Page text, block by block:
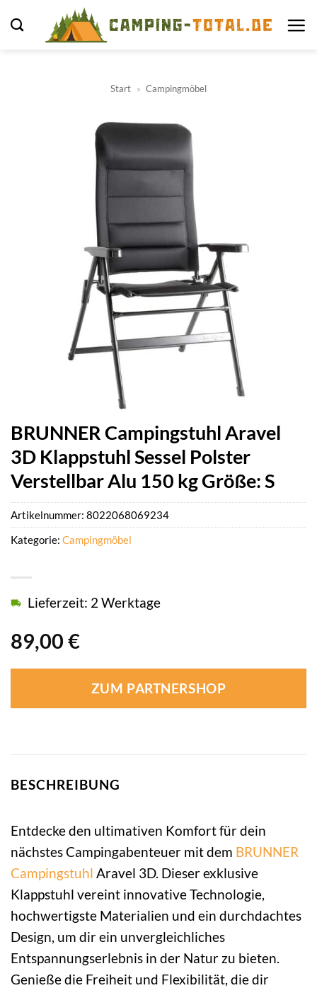
Inhalt
Start » Campingmöbel
BRUNNER Campingstuhl Aravel
3D Klappstuhl Sessel Polster
Verstellbar Alu 150 kg Größe: S
89,00 €
Lieferzeit: 2 Werktage
ZUM PARTNERSHOP
Artikelnummer: 8022068069234
Kategorie: Campingmöbel
BESCHREIBUNG
Entdecke den ultimativen Komfort für dein
nächstes Campingabenteuer mit dem BRUNNER
Campingstuhl Aravel 3D. Dieser exklusive
Klappstuhl vereint innovative Technologie,
hochwertigste Materialien und ein durchdachtes
Design, um dir ein unvergleichliches
Entspannungserlebnis in der Natur zu bieten.
Genieße die Freiheit und Flexibilität, die dir